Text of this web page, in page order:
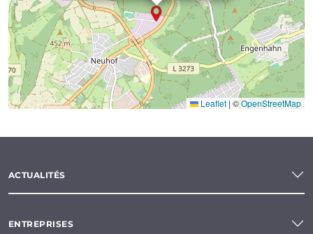
Leaflet | ©OpenStreetMap
ACTUALITÉS
ENTREPRISES